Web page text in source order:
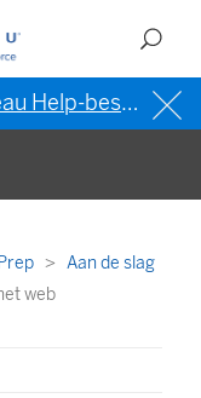
bestand (VS)
Aan de slag
web